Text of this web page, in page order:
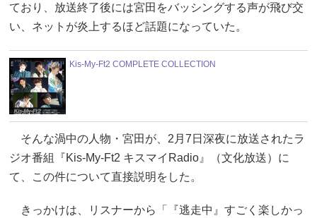
ており、放送終了後には宮田をバッシングする声が飛び交
い、ネットが炎上するほど話題になっていた。
Kis-My-Ft2 COMPLETE COLLECTION
そんな渦中の人物・宮田が、2月7日深夜に放送されたラ
ジオ番組『Kis-My-Ft2 キスマイRadio』（文化放送）に
て、この件について直接説明をした。
きっかけは、リスナーから「『逃走中』すごく楽しかっ